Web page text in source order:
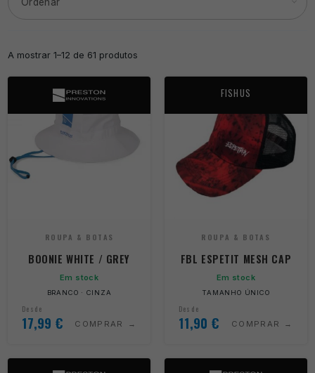
A mostrar 1–12 de 61 produtos
ROUPA & BOTAS
BOONIE WHITE / GREY
Em stock
BRANCO · CINZA
Desde
17,99 € COMPRAR
FISHUS
ROUPA & BOTAS
FBL ESPETIT MESH CAP
Em stock
TAMANHO ÚNICO
Desde
11,90 € COMPRAR